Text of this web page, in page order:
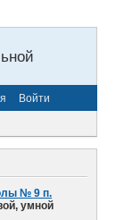
Войти
№ 9 п.
умной